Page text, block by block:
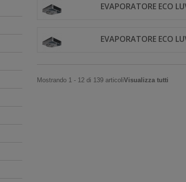
EVAPORATORE ECO
EVAPORATORE ECO
Mostrando 1 - 12 di 139 articoliVisualizza tutti